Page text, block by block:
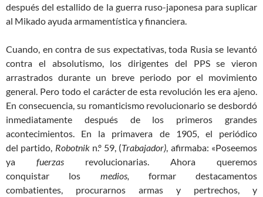
después del estallido de la guerra ruso-japonesa para suplicar
al Mikado ayuda armamentística y financiera.
Cuando, en contra de sus expectativas, toda Rusia se levantó
contra el absolutismo, los dirigentes del PPS se vieron
arrastrados durante un breve periodo por el movimiento
general. Pero todo el carácter de esta revolución les era ajeno.
En consecuencia, su romanticismo revolucionario se desbordó
inmediatamente después de los primeros grandes
acontecimientos. En la primavera de 1905, el periódico
del partido, Robotnik n.º 59, (Trabajador), afirmaba: «Poseemos
ya fuerzas revolucionarias. Ahora queremos
conquistar los medios, formardestacamentos
combatientes, procurarnos armas y pertrechos, y